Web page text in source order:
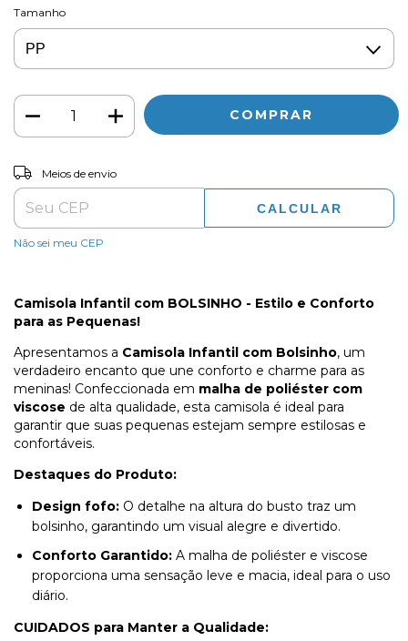
Tamanho
Entregas para o CEP:
Meios de envio
CALCULAR
Não sei meu CEP
Camisola Infantil com BOLSINHO - Estilo e Conforto
para as Pequenas!
Apresentamos a Camisola Infantil com Bolsinho, um
verdadeiro encanto que une conforto e charme para as
meninas! Confeccionada em malha de poliéster com
viscose de alta qualidade, esta camisola é ideal para
garantir que suas pequenas estejam sempre estilosas e
confortáveis.
Destaques do Produto:
Design fofo: O detalhe na altura do busto traz um
bolsinho, garantindo um visual alegre e divertido.
Conforto Garantido: A malha de poliéster e viscose
proporciona uma sensação leve e macia, ideal para o uso
diário.
CUIDADOS para Manter a Qualidade: